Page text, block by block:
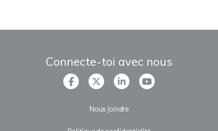
Connecte-toi avec nous
Nous joindre